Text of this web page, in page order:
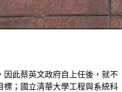
因此蔡英文政府自上任後，就不
標；國立清華大學工程與系統科